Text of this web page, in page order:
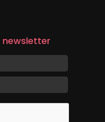
newsletter